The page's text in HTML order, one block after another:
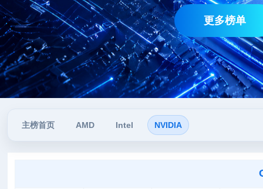
更多榜单
主榜首页 AMD Intel NVIDIA